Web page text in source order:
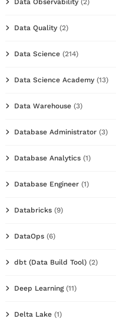
Data Quality (2)
Data Science (214)
Data Science Academy (13)
Data Warehouse (3)
Database Administrator (3)
Database Analytics (1)
Database Engineer (1)
Databricks (9)
DataOps (6)
dbt (Data Build Tool) (2)
Deep Learning(11)
Delta Lake (1)